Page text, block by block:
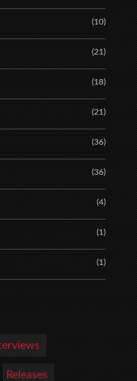
(10)
(21)
(18)
(21)
(36)
(36)
(4)
(1)
(1)
Releases